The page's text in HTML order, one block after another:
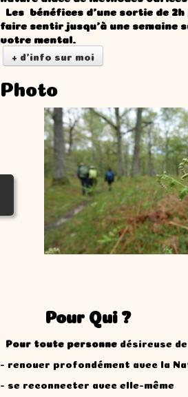
Les bénéfices d'une sortie de 2h
faire sentir jusqu'à une semaine
votre mental.
+ d'info sur moi
Photo
Pour Qui ?
Pour toute personne désireuse
- renouer profondément avec la
- se reconnecter avec elle-même